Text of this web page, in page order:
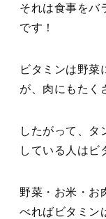
それは食事をバ
です！
ビタミンは野菜
が、肉にもたく
したがって、タ
している人はビ
野菜・お米・お
べればビタミン